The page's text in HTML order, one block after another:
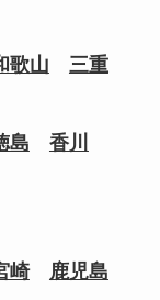
歌山 三重
島 香川
崎 鹿児島